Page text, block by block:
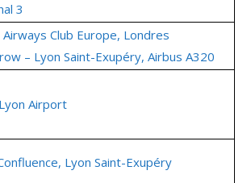
3
Club Europe, Londres
– Lyon Saint-Exupéry, Airbus A320
Airport
Lyon Saint-Exupéry